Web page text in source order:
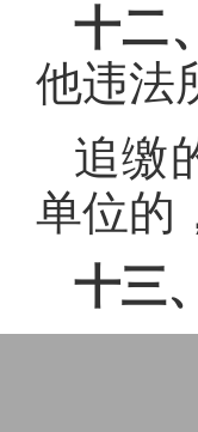
十二、
他违法
追缴
单位的
十三、